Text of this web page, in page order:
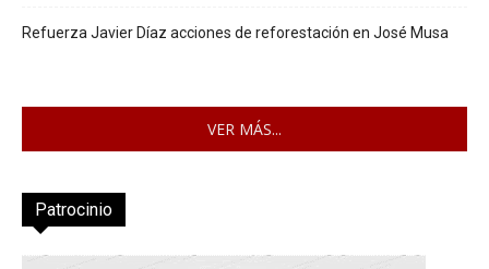
Refuerza Javier Díaz acciones de reforestación en José Musa
VER MÁS...
Patrocinio